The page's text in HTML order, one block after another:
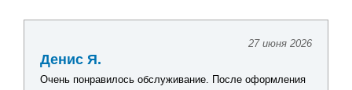
27 июня 2026
Денис Я.
Очень понравилось обслуживание. После оформления